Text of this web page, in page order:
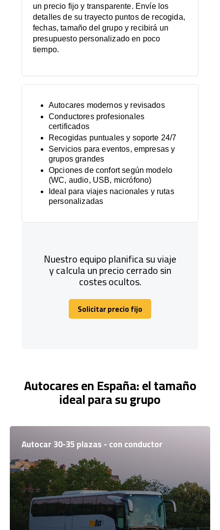
un precio fijo y transparente. Envíe los
detalles de su trayecto puntos de recogida,
fechas, tamaño del grupo y recibirá un
presupuesto personalizado en poco
tiempo.
Autocares modernos y revisados
Conductores profesionales
certificados
Recogidas puntuales y soporte 24/7
Servicios para eventos, empresas y
grupos grandes
Opciones de confort según modelo
(WC, audio, USB, micrófono)
Ideal para viajes nacionales y rutas
personalizadas
Nuestro equipo planifica su viaje
y calcula un precio cerrado sin
costes ocultos.
Solicitar precio fijo
Solicitar precio fijo
Autocares en España: el tamaño
ideal para su grupo
Autocar 30-35 plazas - con conductor